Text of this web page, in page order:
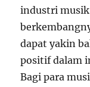
industri
dapat yakin
positif dalam
Bagi para